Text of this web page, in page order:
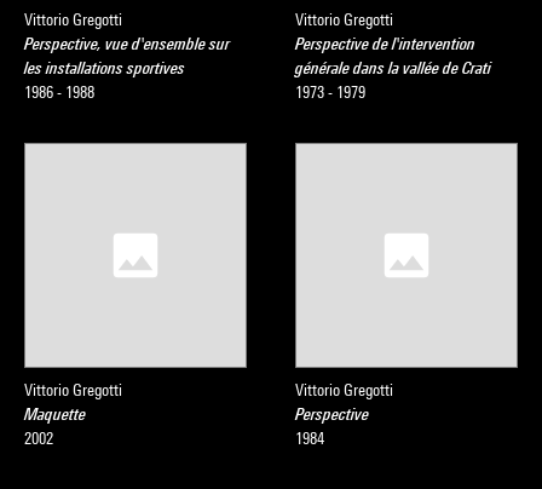
Vittorio Gregotti
Perspective, vue d'ensemble sur
les installations sportives
1986 - 1988
Vittorio Gregotti
Perspective de l'intervention
générale dans la vallée de Crati
1973 - 1979
Vittorio Gregotti
Maquette
2002
Vittorio Gregotti
Perspective
1984